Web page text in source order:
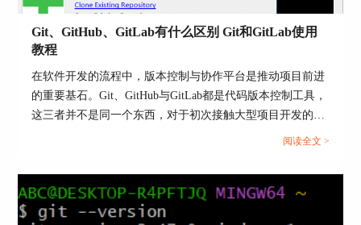
其次，GitLab和GitHub都支持Issue跟踪、代码审
查、Wiki文档等功能，有助于提高团队的协作效
率。
此外，两者都有提供私有仓库和公共仓库的选项，
适应不同的项目需求和隐私需求。
但是两者的账户是完全独立的，不存在共通的可能
GitLab是一个开源的代码托管和协作开发平台，它
Git、GitHub、GitLab有什么区别 Git和GitLab使用
教程
在软件开发的流程中，版本控制与协作平台是推动项目前进
的重要基石。Git、GitHub与GitLab都是代码版本控制工具，
这三者并不是同一个东西，对于初次接触大型项目开发的用
户来说，了解三者关系不仅可以有效提升开发效率，还能提
有什么区别，Git和GitLab使用教程的相关内容。...
阅读全文 >